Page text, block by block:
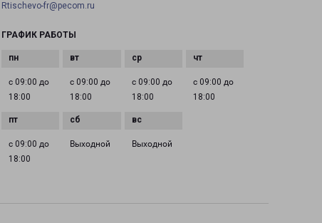
Rtischevo-fr@pecom.ru
ГРАФИК РАБОТЫ
с 09:00 до
18:00
с 09:00 до
18:00
с 09:00 до
18:00
с 09:00 до
18:00
с 09:00 до
18:00
Выходной Выходной